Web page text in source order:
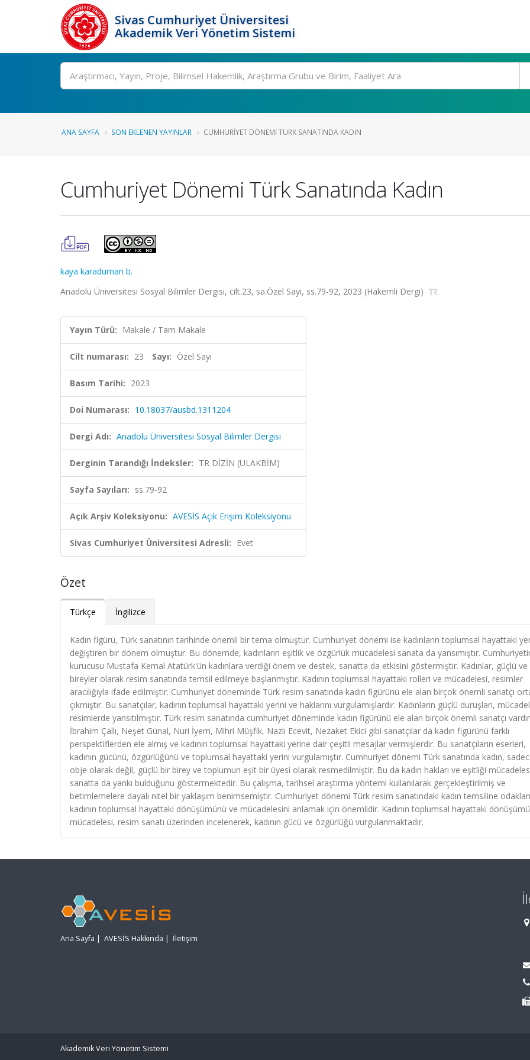
Sivas Cumhuriyet Üniversitesi
Akademik Veri Yönetim Sistemi
Ara
ANA SAYFA SON EKLENEN YAYINLAR CUMHURIYET DÖNEMI TÜRK SANATINDA KADIN
Cumhuriyet Dönemi Türk Sanatında Kadın
kaya karaduman b.
Anadolu Üniversitesi Sosyal Bilimler Dergisi, cilt.23, sa.Özel Sayı, ss.79-92, 2023 (Hakemli Dergi)
Yayın Türü: Makale / Tam Makale
Cilt numarası: 23 Sayı: Özel Sayı
Basım Tarihi: 2023
Doi Numarası: 10.18037/ausbd.1311204
Dergi Adı: Anadolu Üniversitesi Sosyal Bilimler Dergisi
Derginin Tarandığı İndeksler: TR DİZİN (ULAKBİM)
Sayfa Sayıları: ss.79-92
Açık Arşiv Koleksiyonu: AVESİS Açık Erişim Koleksiyonu
Sivas Cumhuriyet Üniversitesi Adresli: Evet
Özet
Türkçe İngilizce
Kadın figürü, Türk sanatının tarihinde önemli bir tema olmuştur. Cumhuriyet dönemi ise kadınların toplumsal hayattaki
değiştiren bir dönem olmuştur. Bu dönemde, kadınların eşitlik ve özgürlük mücadelesi sanata da yansımıştır.
kurucusu Mustafa Kemal Atatürk'ün kadınlara verdiği önem ve destek, sanatta da etkisini göstermiştir. Kadınlar, güçlü
bireyler olarak resim sanatında temsil edilmeye başlanmıştır. Kadının toplumsal hayattaki rolleri ve mücadelesi, resimler
aracılığıyla ifade edilmiştir. Cumhuriyet döneminde Türk resim sanatında kadın figürünü ele alan birçok önemli sanatçı
çıkmıştır. Bu sanatçılar, kadının toplumsal hayattaki yerini ve haklarını vurgulamışlardır. Kadınların güçlü duruşları,
resimlerde yansıtılmıştır. Türk resim sanatında cumhuriyet döneminde kadın figürünü ele alan birçok önemli sanatçı
İbrahim Çallı, Neşet Günal, Nuri İyem, Mihri Müşfik, Nazlı Ecevit, Nezaket Ekici gibi sanatçılar da kadın figürünü farklı
perspektiflerden ele almış ve kadının toplumsal hayattaki yerine dair çeşitli mesajlar vermişlerdir. Bu sanatçıların eserleri,
kadının gücünü, özgürlüğünü ve toplumsal hayattaki yerini vurgulamıştır. Cumhuriyet dönemi Türk sanatında kadın,
obje olarak değil, güçlü bir birey ve toplumun eşit bir üyesi olarak resmedilmiştir. Bu da kadın hakları ve eşitliği
sanatta da yankı bulduğunu göstermektedir. Bu çalışma, tarihsel araştırma yöntemi kullanılarak gerçekleştirilmiş ve
betimlemelere dayalı nitel bir yaklaşım benimsemiştir. Cumhuriyet dönemi Türk resim sanatındaki kadın temsiline
kadının toplumsal hayattaki dönüşümünü ve mücadelesini anlamak için önemlidir. Kadının toplumsal hayattaki
mücadelesi, resim sanatı üzerinden incelenerek, kadının gücü ve özgürlüğü vurgulanmaktadır.
Ana Sayfa | AVESİS Hakkında | İletişim
Akademik Veri Yönetim Sistemi